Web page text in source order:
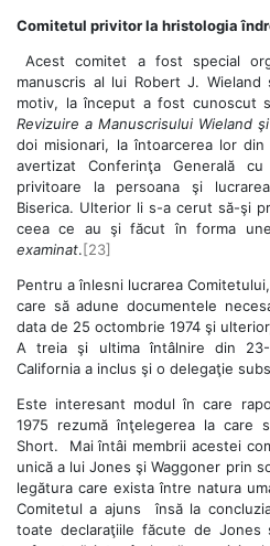
Comitetul privitor la hristologia
Acest comitet a fost special
manuscris al lui Robert J.
motiv, la început a fost cunoscut
Revizuire a Manuscrisului Wieland
doi misionari, la întoarcerea lor
avertizat Conferinţa Generală
privitoare la persoana şi
Biserica. Ulterior li s-a cerut să-şi
ceea ce au şi făcut în forma
examinat.[23]
Pentru a înlesni lucrarea
care să adune documentele
data de 25 octombrie 1974 şi
A treia şi ultima întâlnire din 23-
California a inclus şi o delegaţie
Este interesant modul în care
1975 rezumă înţelegerea la care
Short. Mai întâi membrii acestei
unică a lui Jones şi Waggoner prin
legătura care exista între natura
Comitetul a ajuns însă la
toate declaraţiile făcute de Jones